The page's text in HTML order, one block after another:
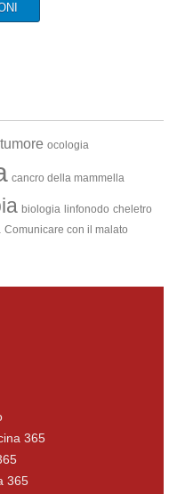
tumore ocologia
cancro della mammella
biologia linfonodo cheletro
Comunicare con il malato
365
365